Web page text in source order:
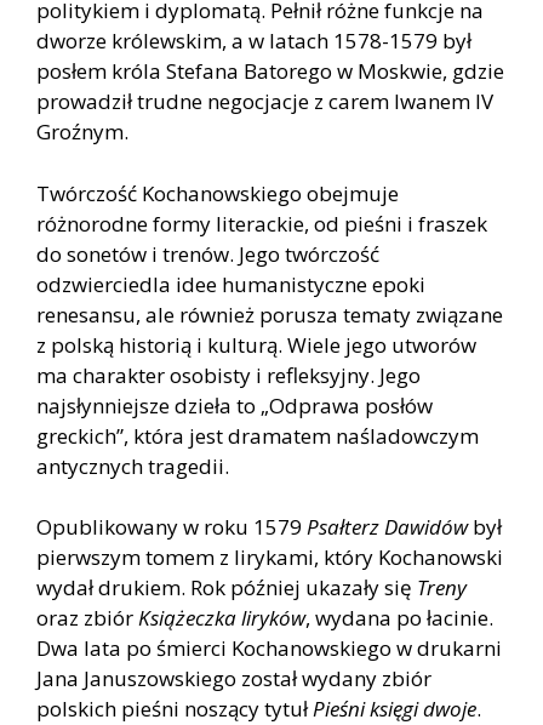
politykiem i dyplomatą. Pełnił różne funkcje na
dworze królewskim, a w latach 1578-1579 był
posłem króla Stefana Batorego w Moskwie, gdzie
prowadził trudne negocjacje z carem Iwanem IV
Groźnym.
Twórczość Kochanowskiego obejmuje
różnorodne formy literackie, od pieśni i fraszek
do sonetów i trenów. Jego twórczość
odzwierciedla idee humanistyczne epoki
renesansu, ale również porusza tematy związane
z polską historią i kulturą. Wiele jego utworów
ma charakter osobisty i refleksyjny. Jego
najsłynniejsze dzieła to „Odprawa posłów
greckich”, która jest dramatem naśladowczym
antycznych tragedii.
Opublikowany w roku 1579 Psałterz Dawidówbył
pierwszym tomem z lirykami, który Kochanowski
wydał drukiem. Rok później ukazały się Treny
oraz zbiórKsiążeczka liryków, wydana po łacinie.
Dwa lata po śmierci Kochanowskiego w drukarni
Jana Januszowskiego został wydany zbiór
polskich pieśni noszący tytułPieśni księgi dwoje.